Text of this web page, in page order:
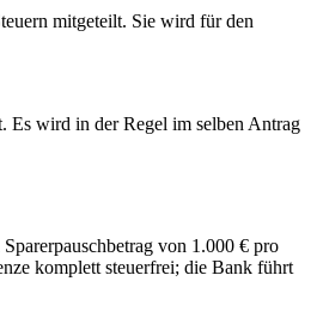
mitgeteilt. Sie wird für den
Es wird in der Regel im selben Antrag
von 1.000 € pro
komplett steuerfrei; die Bank führt